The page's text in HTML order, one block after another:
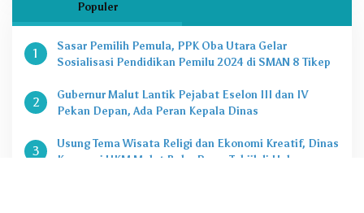
Populer
1
Sasar Pemilih Pemula, PPK Oba Utara Gelar
Sosialisasi Pendidikan Pemilu 2024 di SMAN 8 Tikep
2
Gubernur Malut Lantik Pejabat Eselon III dan IV
Pekan Depan, Ada Peran Kepala Dinas
3
Usung Tema Wisata Religi dan Ekonomi Kreatif, Dinas
Koperasi UKM Malut Buka Pasar Takjil di Halaman